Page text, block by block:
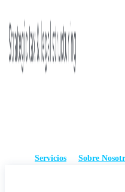
Servicios Sobre